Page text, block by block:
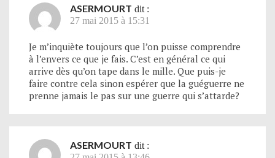
ASERMOURT dit :
27 mai 2015 à 15:31
Je m’inquiète toujours que l’on puisse comprendre
à l’envers ce que je fais. C’est en général ce qui
arrive dès qu’on tape dans le mille. Que puis-je
faire contre cela sinon espérer que la guéguerre ne
prenne jamais le pas sur une guerre qui s’attarde?
ASERMOURT dit :